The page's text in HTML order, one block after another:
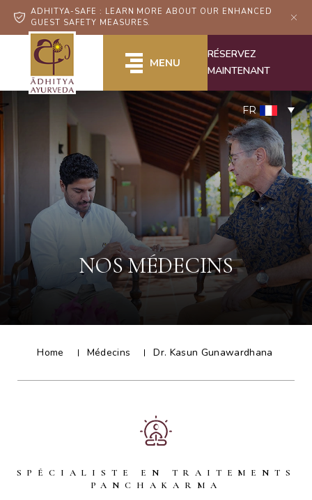
ADHITYA-SAFE : LEARN MORE ABOUT OUR ENHANCED
GUEST SAFETY MEASURES.
MENU
FR
RÉSERVEZ
MAINTENANT
NOS MÉDECINS
Home Médecins Dr. Kasun Gunawardhana
SPÉCIALISTE EN TRAITEMENTS
PANCHAKARMA